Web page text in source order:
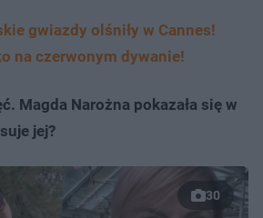
gwiazdy olśniły w Cannes!
na czerwonym dywanie!
Magda Narożna pokazała się w
jej?
30